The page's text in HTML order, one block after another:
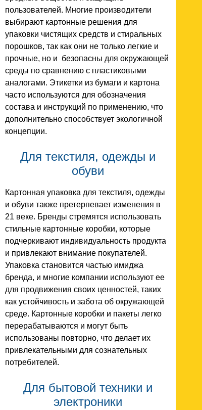
пользователей. Многие производители
выбирают картонные решения для
упаковки чистящих средств и стиральных
порошков, так как они не только легкие и
прочные, но и безопасны для окружающей
среды по сравнению с пластиковыми
аналогами. Этикетки из бумаги и картона
часто используются для обозначения
состава и инструкций по применению, что
дополнительно способствует экологичной
концепции.
Для текстиля, одежды и
обуви
Картонная упаковка для текстиля, одежды
и обуви также претерпевает изменения в
21 веке. Бренды стремятся использовать
стильные картонные коробки, которые
подчеркивают индивидуальность продукта
и привлекают внимание покупателей.
Упаковка становится частью имиджа
бренда, и многие компании используют ее
для продвижения своих ценностей, таких
как устойчивость и забота об окружающей
среде. Картонные коробки и пакеты легко
перерабатываются и могут быть
использованы повторно, что делает их
привлекательными для сознательных
потребителей.
Для бытовой техники и
электроники